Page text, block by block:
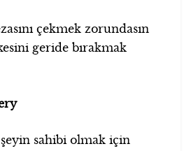
çekmek zorundasın
geride bırakmak
sahibi olmak için